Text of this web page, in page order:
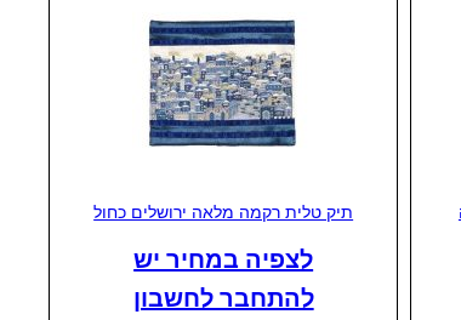
תיק טלית רקמה מלאה ירושלים כחול
לצפיה במחיר יש
להתחבר לחשבון